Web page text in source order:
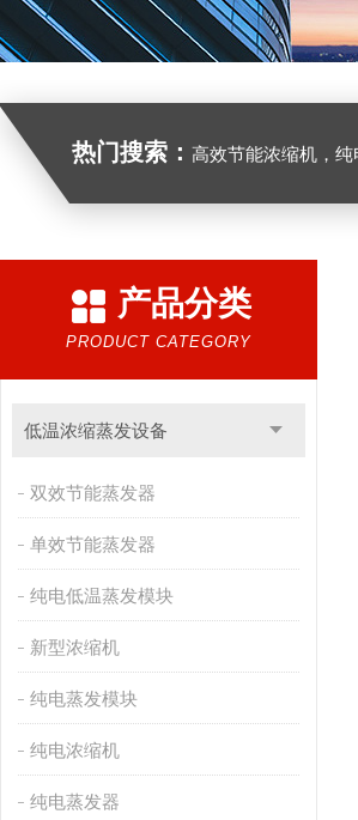
热门搜索： 高效节能浓缩机，纯
产品分类
PRODUCT CATEGORY
低温浓缩蒸发设备
双效节能蒸发器
单效节能蒸发器
纯电低温蒸发模块
新型浓缩机
纯电蒸发模块
纯电浓缩机
纯电蒸发器